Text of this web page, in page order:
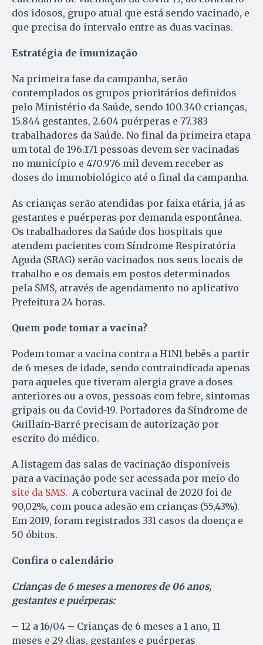
dos idosos, grupo atual que está sendo vacinado, e
que precisa do intervalo entre as duas vacinas.
Estratégia de imunização
Na primeira fase da campanha, serão
contemplados os grupos prioritários definidos
pelo Ministério da Saúde, sendo 100.340 crianças,
15.844 gestantes, 2.604 puérperas e 77.383
trabalhadores da Saúde. No final da primeira etapa
um total de 196.171 pessoas devem ser vacinadas
no município e 470.976 mil devem receber as
doses do imunobiológico até o final da campanha.
As crianças serão atendidas por faixa etária, já as
gestantes e puérperas por demanda espontânea.
Os trabalhadores da Saúde dos hospitais que
atendem pacientes com Síndrome Respiratória
Aguda (SRAG) serão vacinados nos seus locais de
trabalho e os demais em postos determinados
pela SMS, através de agendamento no aplicativo
Prefeitura 24 horas.
Quem pode tomar a vacina?
Podem tomar a vacina contra a H1N1 bebês a partir
de 6 meses de idade, sendo contraindicada apenas
para aqueles que tiveram alergia grave a doses
anteriores ou a ovos, pessoas com febre, sintomas
gripais ou da Covid-19. Portadores da Síndrome de
Guillain-Barré precisam de autorização por
escrito do médico.
A listagem das salas de vacinação disponíveis
para a vacinação pode ser acessada por meio do
site da SMS. A cobertura vacinal de 2020 foi de
90,02%, com pouca adesão em crianças (55,43%).
Em 2019, foram registrados 331 casos da doença e
50 óbitos.
Confira o calendário
Crianças de 6 meses a menores de 06 anos,
gestantes e puérperas:
– 12 a 16/04 – Crianças de 6 meses a 1 ano, 11
meses e 29 dias, gestantes e puérperas